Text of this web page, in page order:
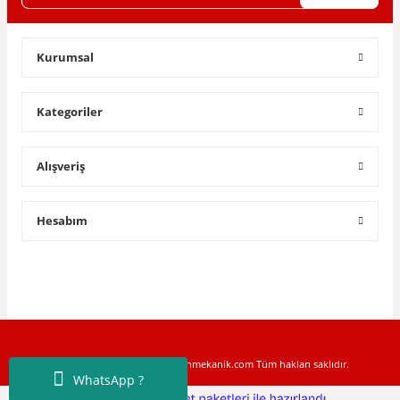
WhatsApp ?
Gönder
Kurumsal
Kategoriler
Alışveriş
Hesabım
Copyright © 2022 www.toptanmekanik.com Tüm hakları saklıdır.